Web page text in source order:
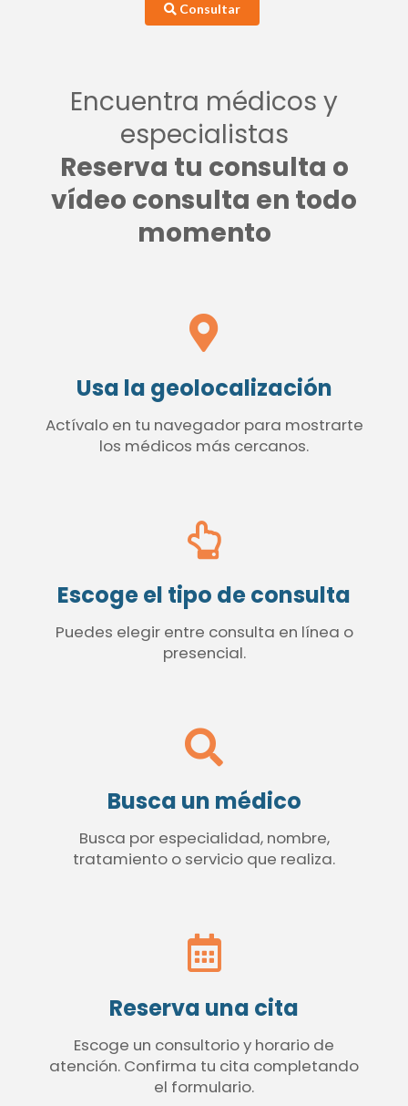
Consultar
Encuentra médicos y
especialistas
Reserva tu consulta o
vídeo consulta en todo
momento
Usa la geolocalización
Actívalo en tu navegador para mostrarte
los médicos más cercanos.
Escoge el tipo de consulta
Puedes elegir entre consulta en línea o
presencial.
Busca un médico
Busca por especialidad, nombre,
tratamiento o servicio que realiza.
Reserva una cita
Escoge un consultorio y horario de
atención. Confirma tu cita completando
el formulario.